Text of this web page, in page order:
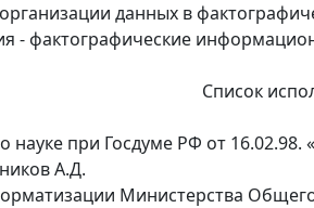
данных в
- фактографические
Список
науке при Госдуме РФ от
А.Д.
Министерства